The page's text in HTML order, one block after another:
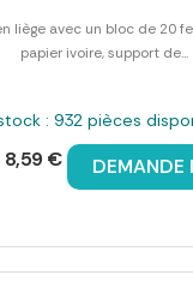
liège avec un bloc de 20
papier ivoire, support de...
: 932 pièces
8,59 € DEMANDE